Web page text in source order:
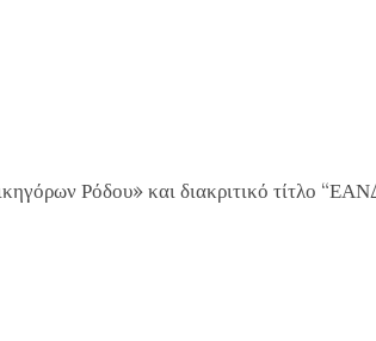
Ρόδου» και διακριτικό τίτλο